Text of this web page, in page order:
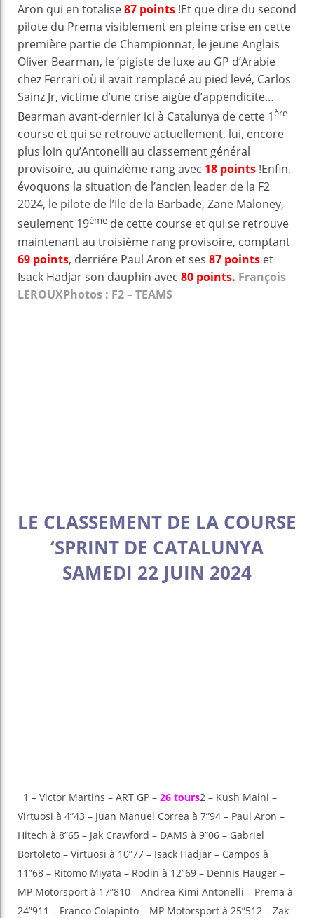
Aron qui en totalise87 points !Et que dire du second
pilote du Prema visiblement en pleine crise en cette
première partie de Championnat, le jeune Anglais
Oliver Bearman, le ‘pigiste de luxe au GP d’Arabie
chez Ferrari où il avait remplacé au pied levé, Carlos
Sainz Jr, victime d’une crise aigüe d’appendicite…
Bearman avant-dernier ici à Catalunya de cette 1ère
course et qui se retrouve actuellement, lui, encore
plus loin qu’Antonelli au classement général
provisoire, au quinzième rang avec 18 points !Enfin,
évoquons la situation de l’ancien leader de la F2
2024, le pilote de l’Ile de la Barbade, Zane Maloney,
seulement 19ème de cette course et qui se retrouve
maintenant au troisième rang provisoire, comptant
69 points, derriére Paul Aron et ses 87 points et
Isack Hadjar son dauphin avec 80 points. François
LEROUXPhotos : F2 – TEAMS
LE CLASSEMENT DE LA COURSE
‘SPRINT DE CATALUNYA
SAMEDI 22 JUIN 2024
1 – Victor Martins – ART GP – 26 tours2 – Kush Maini –
Virtuosi à 4”43 – Juan Manuel Correa à 7”94 – Paul Aron –
Hitech à 8”65 – Jak Crawford – DAMS à 9”06 – Gabriel
Bortoleto – Virtuosi à 10”77 – Isack Hadjar – Campos à
11”68 – Ritomo Miyata – Rodin à 12”69 – Dennis Hauger –
MP Motorsport à 17”810 – Andrea Kimi Antonelli – Prema à
24”911 – Franco Colapinto – MP Motorsport à 25”512 – Zak